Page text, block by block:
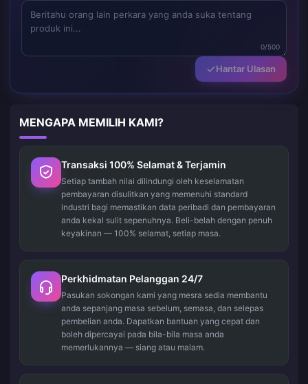
0/500
Hantar Ulasan
MENGAPA MEMILIH KAMI?
Transaksi 100% Selamat & Terjamin
Setiap tambah nilai dilindungi oleh keselamatan
pembayaran disulitkan yang memenuhi standard
industri bagi memastikan data peribadi dan pembayaran
anda kekal sulit sepenuhnya. Beli-belah dengan penuh
keyakinan — 100% selamat, setiap masa.
Perkhidmatan Pelanggan 24/7
Pasukan sokongan kami yang mesra sedia membantu
anda sepanjang masa sebelum, semasa, dan selepas
pembelian anda. Dapatkan bantuan yang cepat dan
boleh dipercayai pada bila-bila masa anda
memerlukannya — siang atau malam.